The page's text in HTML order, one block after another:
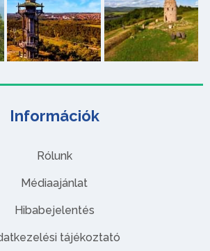
Információk
Rólunk
Médiaajánlat
Hibabejelentés
tájékoztató